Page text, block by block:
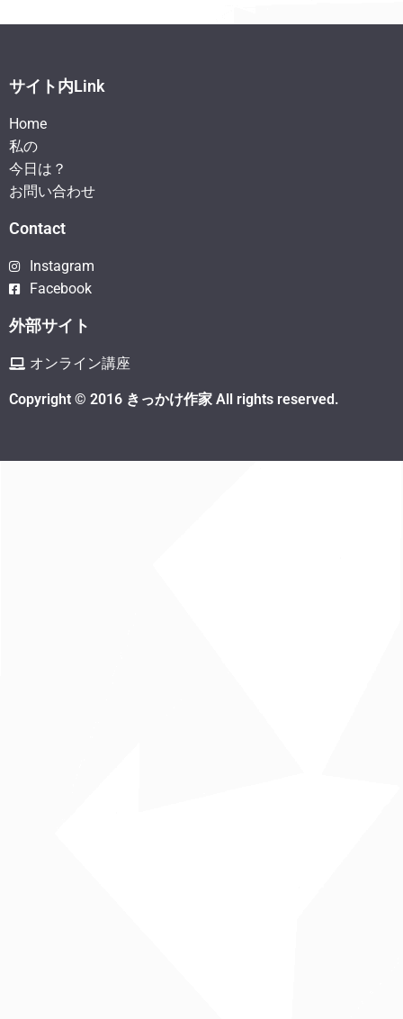
サイト内Link
Home
私の
今日は？
お問い合わせ
Contact
Instagram
Facebook
外部サイト
オンライン講座
Copyright © 2016 きっかけ作家 All rights reserved.